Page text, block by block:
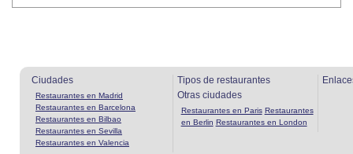
Ciudades
Restaurantes en Madrid
Restaurantes en Barcelona
Restaurantes en Bilbao
Restaurantes en Sevilla
Restaurantes en Valencia
Tipos de restaurantes
Otras ciudades
Restaurantes en Paris Restaurantes
en Berlin Restaurantes en London